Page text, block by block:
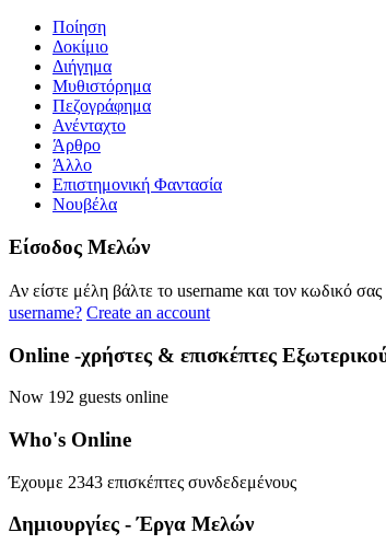
Ποίηση
Δοκίμιο
Διήγημα
Μυθιστόρημα
Πεζογράφημα
Ανένταχτο
Άρθρο
Άλλο
Επιστημονική Φαντασία
Νουβέλα
Eίσοδος Μελών
Αν είστε μέλη βάλτε το username και τον κωδικό
username? Create an account
Online -χρήστες & επισκέπτες
Now 192 guests online
Who's Online
Έχουμε 2343 επισκέπτες συνδεδεμένους
Δημιουργίες - Έργα Μελών